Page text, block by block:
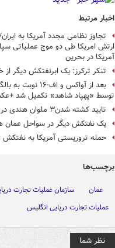
اخبار مرتبط
ارتش امریکا طی دو موج عملیاتی
آمریکا در بحرین
تنکر ترکرز: یک ابرنفتکش دیگر
بعد از آواکس
توسط «پهپاد شاهد» تکمیل شد
تایید کشته شدن۳ ملوان هندی در حمله آمریکا
یک نفتکش دیگر در سواحل عمان
حمله تروریستی آمریکا به
برچسب‌ها
عمان سازمان عملیات تجارت
عملیات تجارت دریایی انگلیس
نظر شما